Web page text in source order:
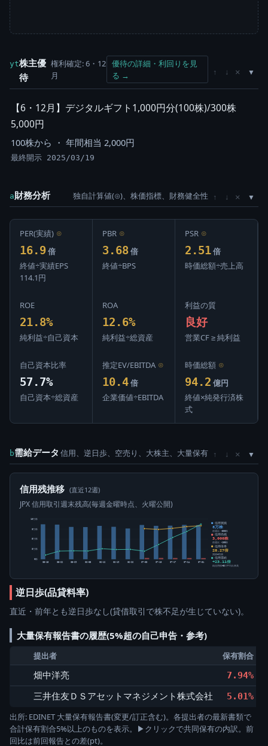
yt株主優
待
権利確定: 6・12
月
優待の詳細・利回りを見
る →
↑ ↓ ×
【6・12月】デジタルギフト1,000円分(100株)/300株
5,000円
100株から ・ 年間相当 2,000円
最終開示 2025/03/19
a財務分析 独自計算値(⊙)、株価指標、財務健全性 ↑ ↓ ×
PER(実績) ⊙
16.9 倍
終値÷実績EPS
114.1円
PBR ⊙
3.68 倍
終値÷BPS
PSR ⊙
2.51 倍
時価総額÷売上高
ROE
21.8%
純利益÷自己資本
ROA
12.6%
純利益÷総資産
利益の質
良好
営業CF ≥ 純利益
自己資本比率
57.7%
自己資本÷総資産
推定EV/EBITDA ⊙
10.4 倍
企業価値÷EBITDA
時価総額 ⊙
94.2 億円
終値×純発行済株
式
b需給データ 信用、逆日歩、空売り、大株主、大量保有 ↑ ↓ ×
信用残推移 (直近12週)
JPX 信用取引週末残高(毎週金曜時点、火曜公開)
0株
3万株
5万株
8万株
10万株
05-15 05-22 05-29 06-05 06-12 06-19 06-26 07-03 07-10 07-17 07-24 07-31
信用買残
8万株
前週比 -500株
信用売残
3,000株
前週比 -100株
信用倍率
28.27倍
買残÷売残
信用需給
+23.11倍
純信用残÷5日平均出来高
逆日歩(品貸料率)
直近・前年とも逆日歩なし(貸借取引で株不足が生じていない)。
大量保有報告書の履歴(5%超の自己申告・参考)
提出者 保有割合
畑中洋亮
7.94%
三井住友ＤＳアセットマネジメント株式会社
5.01%
出所: EDINET 大量保有報告書(変更/訂正含む)。各提出者の最新書類で
合計保有割合5%以上のものを表示。▶クリックで共同保有の内訳。前
回比は前回報告との差(pt)。